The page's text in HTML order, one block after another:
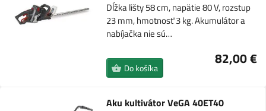
Dĺžka lišty 58 cm, napätie 80 V, rozstup
23 mm, hmotnosť 3 kg. Akumulátor a
nabíjačka nie sú…
82,00 €
Do košíka
Aku kultivátor VeGA 40ET40